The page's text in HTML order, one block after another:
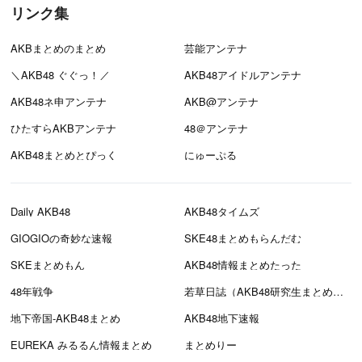
リンク集
AKBまとめのまとめ
芸能アンテナ
＼AKB48 ぐぐっ！／
AKB48アイドルアンテナ
AKB48ネ申アンテナ
AKB@アンテナ
ひたすらAKBアンテナ
48＠アンテナ
AKB48まとめとぴっく
にゅーぷる
Daily AKB48
AKB48タイムズ
GIOGIOの奇妙な速報
SKE48まとめもらんだむ
SKEまとめもん
AKB48情報まとめたった
48年戦争
若草日誌（AKB48研究生まとめブログ）
地下帝国-AKB48まとめ
AKB48地下速報
EUREKA みるるん情報まとめ
まとめりー